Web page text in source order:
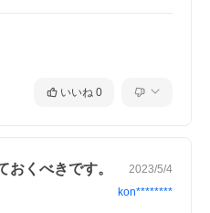
いいね 0
おくべきです。 2023/5/4
kon********